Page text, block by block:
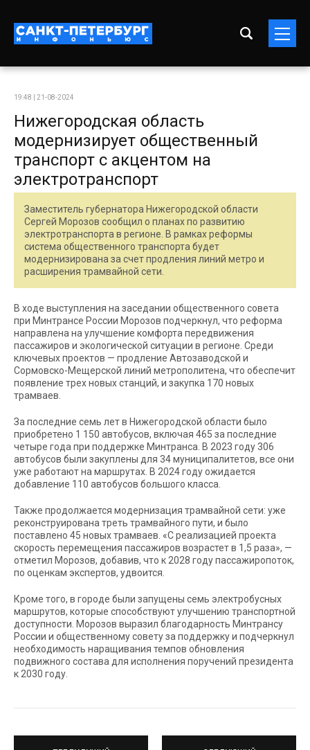
19:48 | 21-08-2024
Нижегородская область
модернизирует общественный
транспорт с акцентом на
электротранспорт
Заместитель губернатора Нижегородской области
Сергей Морозов сообщил о планах по развитию
электротранспорта в регионе. В рамках реформы
система общественного транспорта будет
модернизирована за счет продления линий метро и
расширения трамвайной сети.
В ходе выступления на заседании общественного совета
при Минтрансе России Морозов подчеркнул, что реформа
направлена на улучшение комфорта передвижения
пассажиров и экологической ситуации в регионе. Среди
ключевых проектов — продление Автозаводской и
Сормовско-Мещерской линий метрополитена, что обеспечит
появление трех новых станций, и закупка 170 новых
трамваев.
За последние семь лет в Нижегородской области было
приобретено 1 150 автобусов, включая 465 за последние
четыре года при поддержке Минтранса. В 2023 году 306
автобусов были закуплены для 34 муниципалитетов, все они
уже работают на маршрутах. В 2024 году ожидается
добавление 110 автобусов большого класса.
Также продолжается модернизация трамвайной сети: уже
реконструирована треть трамвайного пути, и было
поставлено 45 новых трамваев. «С реализацией проекта
скорость перемещения пассажиров возрастет в 1,5 раза», —
отметил Морозов, добавив, что к 2028 году пассажиропоток,
по оценкам экспертов, удвоится.
Кроме того, в городе были запущены семь электробусных
маршрутов, которые способствуют улучшению транспортной
доступности. Морозов выразил благодарность Минтрансу
России и общественному совету за поддержку и подчеркнул
необходимость наращивания темпов обновления
подвижного состава для исполнения поручений президента
к 2030 году.